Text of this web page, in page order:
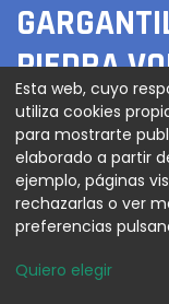
PIEDRA
120,00€
Esta web, cuyo
utiliza cookies
para mostrarte
elaborado a partir
ejemplo, páginas
rechazarlas o ver
preferencias
Quiero elegir